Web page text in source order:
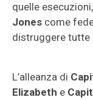
quelle
Jones come
distruggere tutte
L’alleanza di
Elizabeth e